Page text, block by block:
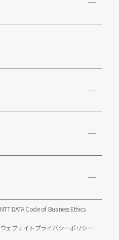
NTT DATA Code of Business Ethics
ウェブサイトプライバシーポリシー